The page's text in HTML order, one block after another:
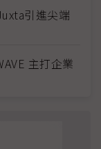
引進尖端
主打企業